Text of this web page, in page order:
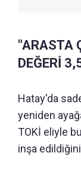
"ARASTA
DEĞERİ
Hatay'da
yeniden
TOKİ eliyle
inşa